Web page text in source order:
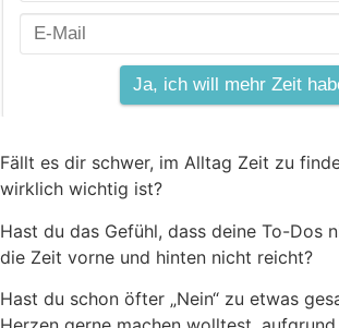
Fällt es dir schwer, im Alltag Zeit zu
wirklich wichtig ist?
Hast du das Gefühl, dass deine To-Dos
die Zeit vorne und hinten nicht reicht?
Hast du schon öfter „Nein“ zu etwas